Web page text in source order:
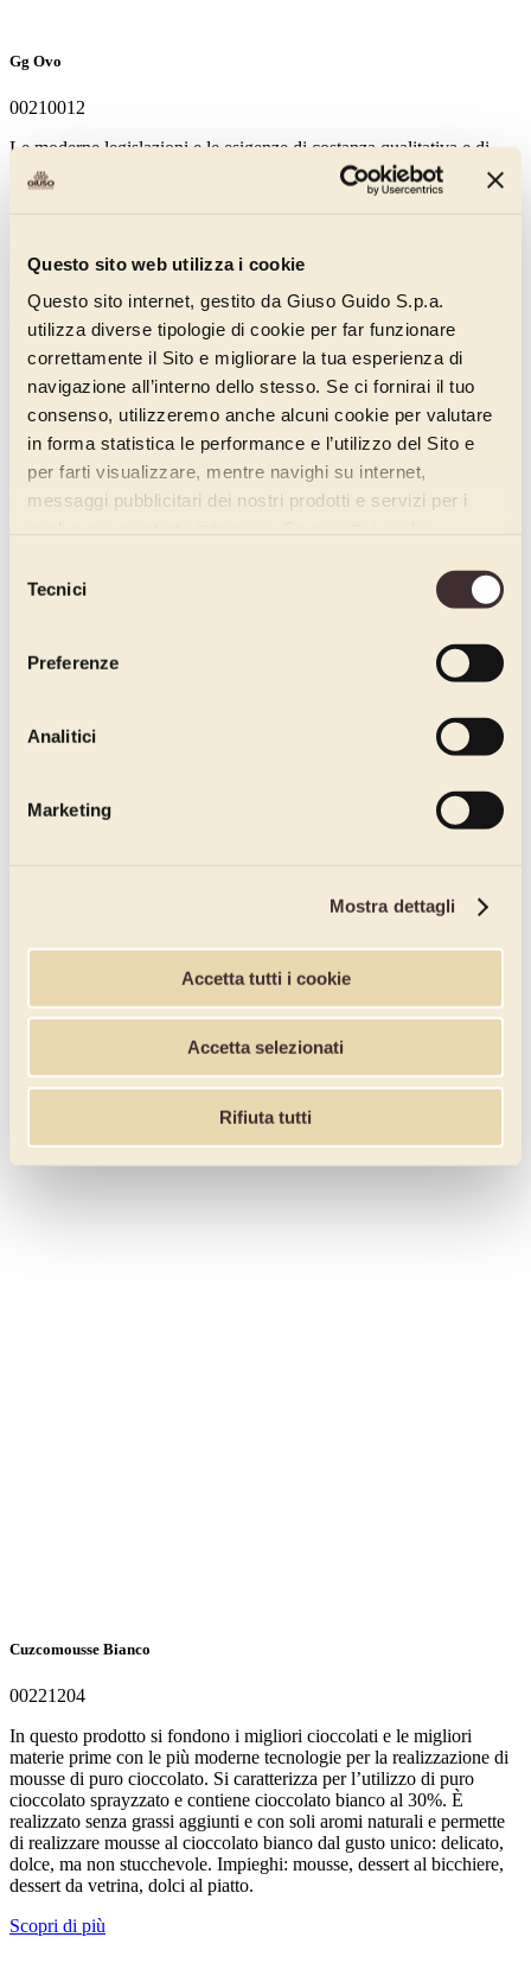
Questo sito web utilizza i cookie
Questo sito internet, gestito da Giuso Guido S.p.a.
utilizza diverse tipologie di cookie per far funzionare
correttamente il Sito e migliorare la tua esperienza di
navigazione all’interno dello stesso. Se ci fornirai il tuo
consenso, utilizzeremo anche alcuni cookie per valutare
in forma statistica le performance e l’utilizzo del Sito e
per farti visualizzare, mentre navighi su internet,
messaggi pubblicitari dei nostri prodotti e servizi per i
delTecnici
Preferenze
Analitici
Marketing
Mostra dettagli
Accetta tutti i cookie
Accetta selezionati
Rifiuta tutti
Gg Ovo
00210012
Le moderne legislazioni e le esigenze di costanza qualitativa e di
igiene fanno di questo prodotto a base di tuorlo di uovo e zucchero
un prezioso ingrediente per le ricettazioni. Il particolare processo di
impiegati nella ricettazione. E’ realizzato solo con tuorlo d’uovo e
zucchero, senza aromi e conservanti.
Scopri di più
Cuzcomousse Bianco
00221204
In questo prodotto si fondono i migliori cioccolati e le migliori
materie prime con le più moderne tecnologie per la realizzazione di
mousse di puro cioccolato. Si caratterizza per l’utilizzo di puro
cioccolato sprayzzato e contiene cioccolato bianco al 30%. È
realizzato senza grassi aggiunti e con soli aromi naturali e permette
di realizzare mousse al cioccolato bianco dal gusto unico: delicato,
dolce, ma non stucchevole. Impieghi: mousse, dessert al bicchiere,
dessert da vetrina, dolci al piatto.
Scopri di più